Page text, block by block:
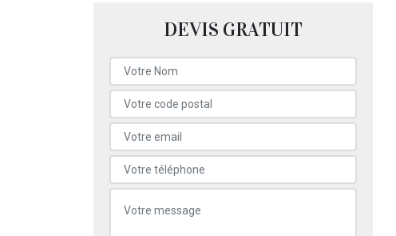
DEVIS GRATUIT